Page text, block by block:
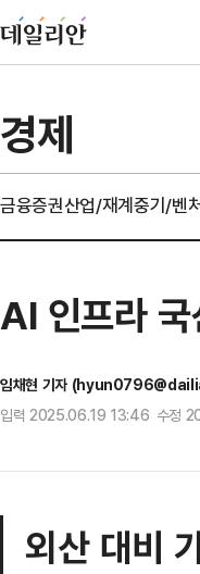
경제
금융증권산업/재계중기/벤
AI 인프라
임채현 기자
입력 2025.06.19 13:46 수정
외산 대비